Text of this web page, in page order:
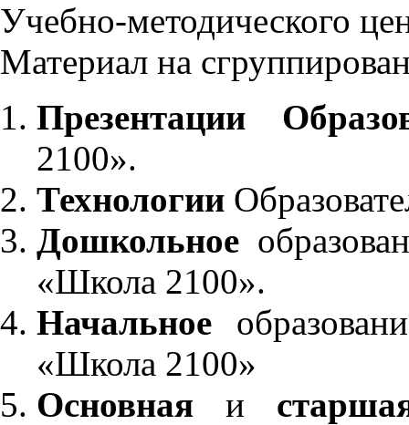
Учебно-методического
Материал на
Презентации
2100».
Технологии
Дошкольное
«Школа 2100».
Начальное
«Школа 2100»
Основнаяи